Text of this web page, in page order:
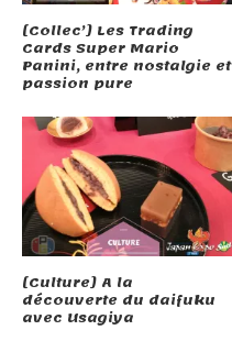
[Collec’] Les Trading
Cards Super Mario
Panini, entre nostalgie et
passion pure
[Culture] A la
découverte du daifuku
avec Usagiya